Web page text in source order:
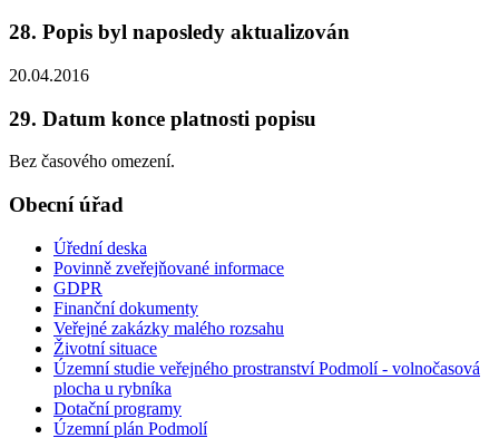
28. Popis byl naposledy aktualizován
20.04.2016
29. Datum konce platnosti popisu
Bez časového omezení.
Obecní úřad
Úřední deska
Povinně zveřejňované informace
GDPR
Finanční dokumenty
Veřejné zakázky malého rozsahu
Životní situace
Územní studie veřejného prostranství Podmolí - volnočasová
plocha u rybníka
Dotační programy
Územní plán Podmolí